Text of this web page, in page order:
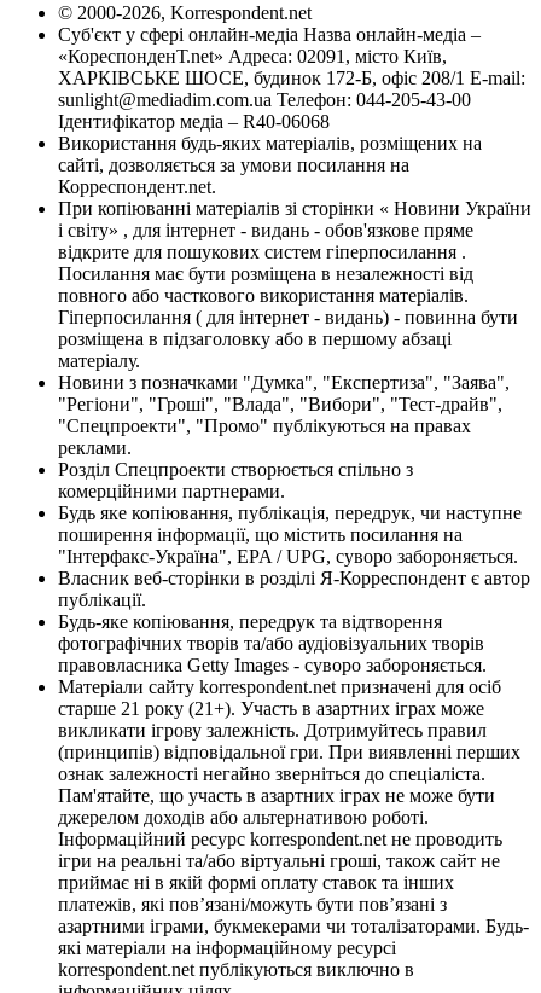
© 2000-2026, Korrespondent.net
Суб'єкт у сфері онлайн-медіа Назва онлайн-медіа –
«КореспонденТ.net» Адреса: 02091, місто Київ,
ХАРКІВСЬКЕ ШОСЕ, будинок 172-Б, офіс 208/1 E-mail:
sunlight@mediadim.com.ua Телефон: 044-205-43-00
Ідентифікатор медіа – R40-06068
Використання будь-яких матеріалів, розміщених на
сайті, дозволяється за умови посилання на
Корреспондент.net.
При копіюванні матеріалів зі сторінки « Новини України
і світу» , для інтернет - видань - обов'язкове пряме
відкрите для пошукових систем гіперпосилання .
Посилання має бути розміщена в незалежності від
повного або часткового використання матеріалів.
Гіперпосилання ( для інтернет - видань) - повинна бути
розміщена в підзаголовку або в першому абзаці
матеріалу.
Новини з позначками "Думка", "Експертиза", "Заява",
"Регіони", "Гроші", "Влада", "Вибори", "Тест-драйв",
"Спецпроекти", "Промо" публікуються на правах
реклами.
Розділ Спецпроекти створюється спільно з
комерційними партнерами.
Будь яке копіювання, публікація, передрук, чи наступне
поширення інформації, що містить посилання на
"Інтерфакс-Україна", EPA / UPG, суворо забороняється.
Власник веб-сторінки в розділі Я-Корреспондент є автор
публікації.
Будь-яке копіювання, передрук та відтворення
фотографічних творів та/або аудіовізуальних творів
правовласника Getty Images - суворо забороняється.
Матеріали сайту korrespondent.net призначені для осіб
старше 21 року (21+). Участь в азартних іграх може
викликати ігрову залежність. Дотримуйтесь правил
(принципів) відповідальної гри. При виявленні перших
ознак залежності негайно зверніться до спеціаліста.
Пам'ятайте, що участь в азартних іграх не може бути
джерелом доходів або альтернативою роботі.
Інформаційний ресурс korrespondent.net не проводить
ігри на реальні та/або віртуальні гроші, також сайт не
приймає ні в якій формі оплату ставок та інших
платежів, які пов’язані/можуть бути пов’язані з
азартними іграми, букмекерами чи тоталізаторами. Будь-
які матеріали на інформаційному ресурсі
korrespondent.net публікуються виключно в